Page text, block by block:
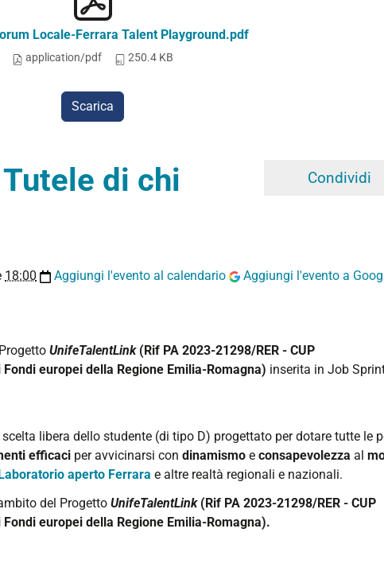
Locale-Ferrara Talent Playground.pdf
application/pdf 250.4 KB
Scarica
Condividi
di chi
18:00 Aggiungi l'evento al calendario
Aggiungi l'evento a
UnifeTalentLink (Rif PA 2023-21298/RER - CUP
europei della Regione Emilia-Romagna) inserita in Job
libera dello studente (di tipo D) progettato per dotare tutte le
efficaci per avvicinarsi con dinamismo e consapevolezza al
Laboratorio aperto Ferrara e altre realtà regionali e nazionali.
del Progetto UnifeTalentLink (Rif PA 2023-21298/RER - CUP
europei della Regione Emilia-Romagna).